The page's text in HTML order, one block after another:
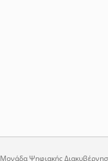
Μονάδα Ψηφιακής